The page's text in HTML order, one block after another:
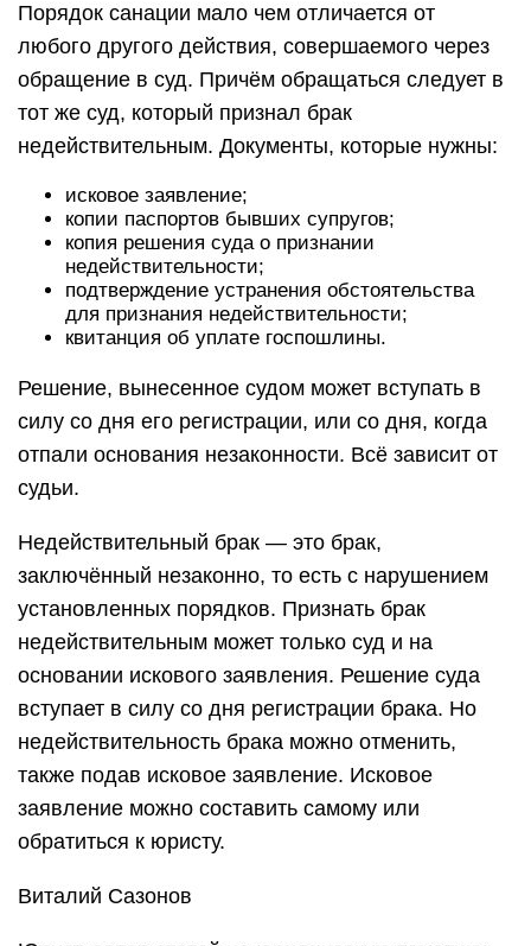
Порядок санации мало чем отличается от
любого другого действия, совершаемого через
обращение в суд. Причём обращаться следует в
тот же суд, который признал брак
недействительным. Документы, которые нужны:
исковое заявление;
копии паспортов бывших супругов;
копия решения суда о признании
недействительности;
подтверждение устранения обстоятельства
для признания недействительности;
квитанция об уплате госпошлины.
Решение, вынесенное судом может вступать в
силу со дня его регистрации, или со дня, когда
отпали основания незаконности. Всё зависит от
судьи.
Недействительный брак — это брак,
заключённый незаконно, то есть с нарушением
установленных порядков. Признать брак
недействительным может только суд и на
основании искового заявления. Решение суда
вступает в силу со дня регистрации брака. Но
недействительность брака можно отменить,
также подав исковое заявление. Исковое
заявление можно составить самому или
обратиться к юристу.
Виталий Сазонов